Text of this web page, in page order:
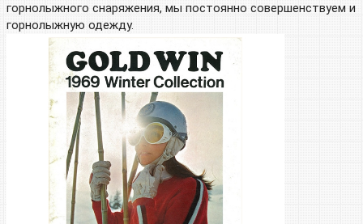
горнолыжного снаряжения, мы постоянно совершенствуем и
горнолыжную одежду.